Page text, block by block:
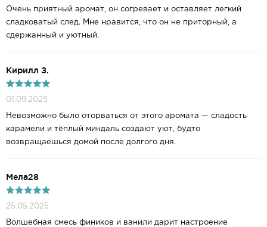
Очень приятный аромат, он согревает и оставляет легкий
сладковатый след. Мне нравится, что он не приторный, а
сдержанный и уютный.
Кирилл З.
01.09.2025
Невозможно было оторваться от этого аромата — сладость
карамели и тёплый миндаль создают уют, будто
возвращаешься домой после долгого дня.
Mела28
25.05.2025
Волшебная смесь фиников и ванили дарит настроение